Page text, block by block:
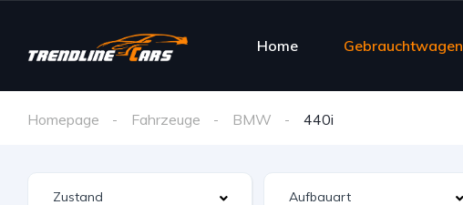
Home Gebrauchtwagen
Homepage Fahrzeuge BMW 440i